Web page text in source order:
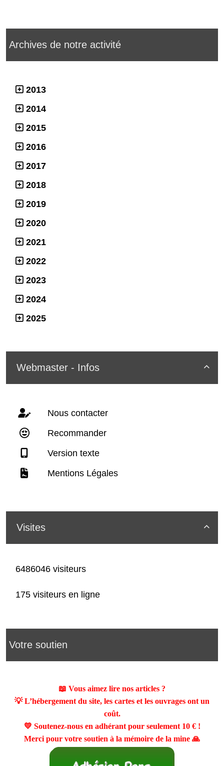
Archives de notre activité
2013
2014
2015
2016
2017
2018
2019
2020
2021
2022
2023
2024
2025

Webmaster - Infos
Nous contacter
Recommander
Version texte
Mentions Légales

Visites
6486046 visiteurs
175 visiteurs en ligne
Votre soutien
📖 Vous aimez lire nos articles ?
💡 L’hébergement du site, les cartes et les ouvrages ont un
coût.
💛 Soutenez-nous en adhérant pour seulement 10 €!
Merci pour votre soutien à la mémoire de la mine 🙏